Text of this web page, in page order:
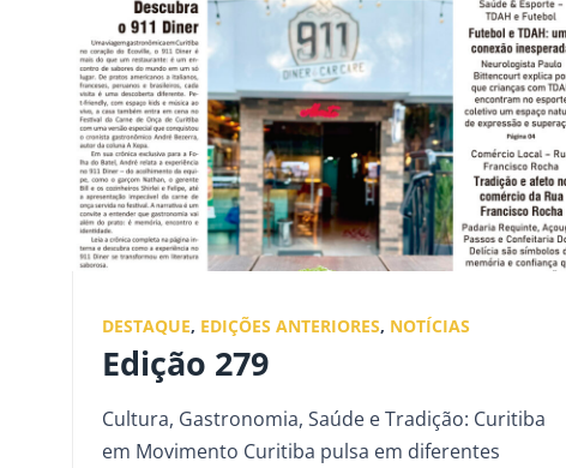
DESTAQUE, EDIÇÕES ANTERIORES, NOTÍCIAS
Edição 279
Cultura, Gastronomia, Saúde e Tradição: Curitiba
em Movimento Curitiba pulsa em diferentes